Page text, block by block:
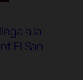
a la
El San